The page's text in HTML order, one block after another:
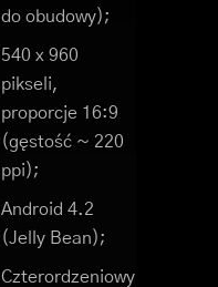
do obudowy);
540 x 960
pikseli,
proporcje 16:9
(gęstość ~ 220
ppi);
Android 4.2
(Jelly Bean);
Czterordzeniowy